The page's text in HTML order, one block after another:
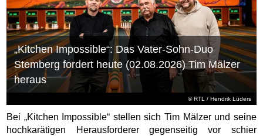
©RTL / Hendrik Lüders
„Kitchen Impossible“: Das Vater-Sohn-Duo
Stemberg fordert heute (02.08.2026) Tim Mälzer
heraus
Bei „Kitchen Impossible“ stellen sich Tim Mälzer und seine
hochkarätigen Herausforderer gegenseitig vor schier